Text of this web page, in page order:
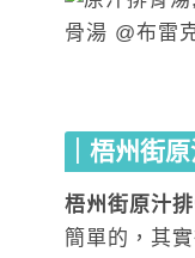
｜梧州街
梧州街原汁
簡單的，其